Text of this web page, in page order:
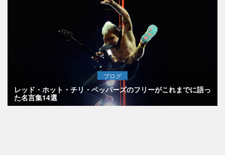
ブログ
レッド・ホット・チリ・ペッパーズのフリーがこれまでに語っ
た名言集14選